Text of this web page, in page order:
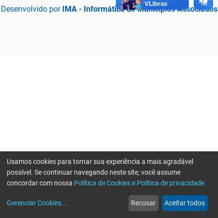
Desenvolvido por IMA - Informática de Municípios Associados
web
Notícias
more_horiz
Mais
Usamos cookies para tornar sua experiência a mais agradável
possível. Se continuar navegando neste site, você assume
concordar com nossa Política de Cookies e Política de privacidade
Gerenciar Cookies... Recusar Aceitar todos
Erro ao enviar informações, por favor tente novamente